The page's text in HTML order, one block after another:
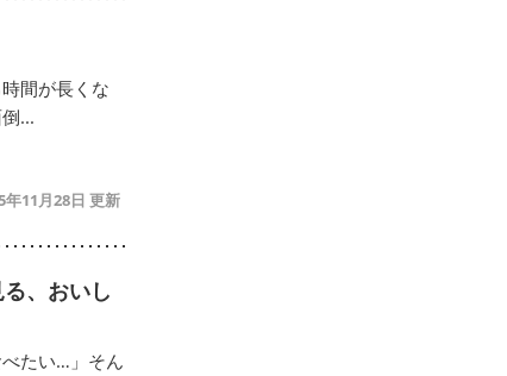
間が長くな
...
年11月28日
、おいし
べたい…」そん